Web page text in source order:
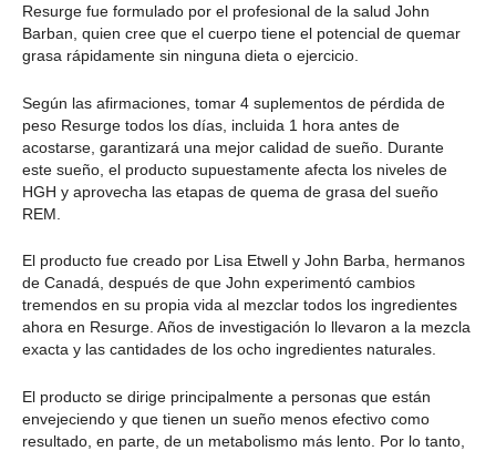
Resurge fue formulado por el profesional de la salud John
Barban, quien cree que el cuerpo tiene el potencial de quemar
grasa rápidamente sin ninguna dieta o ejercicio.
Según las afirmaciones, tomar 4 suplementos de pérdida de
peso Resurge todos los días, incluida 1 hora antes de
acostarse, garantizará una mejor calidad de sueño. Durante
este sueño, el producto supuestamente afecta los niveles de
HGH y aprovecha las etapas de quema de grasa del sueño
REM.
El producto fue creado por Lisa Etwell y John Barba, hermanos
de Canadá, después de que John experimentó cambios
tremendos en su propia vida al mezclar todos los ingredientes
ahora en Resurge. Años de investigación lo llevaron a la mezcla
exacta y las cantidades de los ocho ingredientes naturales.
El producto se dirige principalmente a personas que están
envejeciendo y que tienen un sueño menos efectivo como
resultado, en parte, de un metabolismo más lento. Por lo tanto,